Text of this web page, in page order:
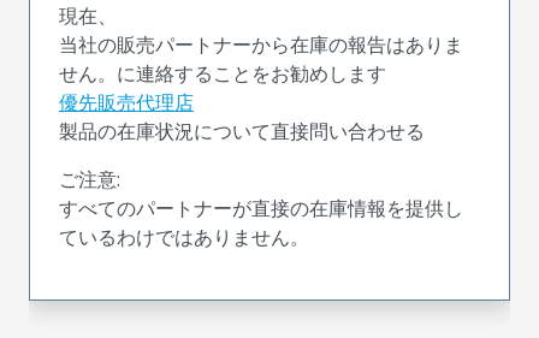
現在、
当社の販売パートナーから在庫の報告はありま
せん。に連絡することをお勧めします
優先販売代理店
製品の在庫状況について直接問い合わせる
ご注意:
すべてのパートナーが直接の在庫情報を提供し
ているわけではありません。